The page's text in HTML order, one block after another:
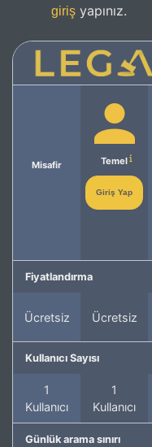
giriş yapınız.
Misafir Temel
Giriş Yap
Fiyatlandırma
Ücretsiz Ücretsiz
Kullanıcı Sayısı
1
Kullanıcı
1
Kullanıcı
Günlük arama sınırı